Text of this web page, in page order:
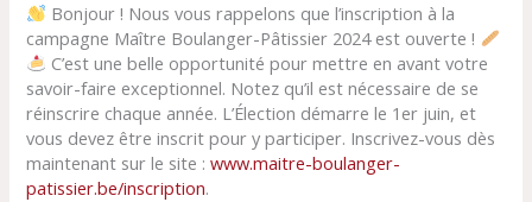
Bonjour ! Nous vous rappelons que l’inscription à la
campagne Maître Boulanger-Pâtissier 2024 est ouverte !
C’est une belle opportunité pour mettre en avant votre
savoir-faire exceptionnel. Notez qu’il est nécessaire de se
réinscrire chaque année. L’Élection démarre le 1er juin, et
vous devez être inscrit pour y participer. Inscrivez-vous dès
maintenant sur le site :www.maitre-boulanger-
patissier.be/inscription.